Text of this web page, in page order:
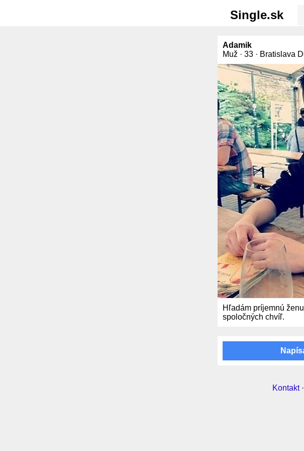
Single.sk
Adamik
Muž · 33 · Bratislava
Hľadám príjemnú
spoločných chvíľ.
Kontakt·